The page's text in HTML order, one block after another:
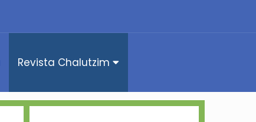
Revista Chalutzim